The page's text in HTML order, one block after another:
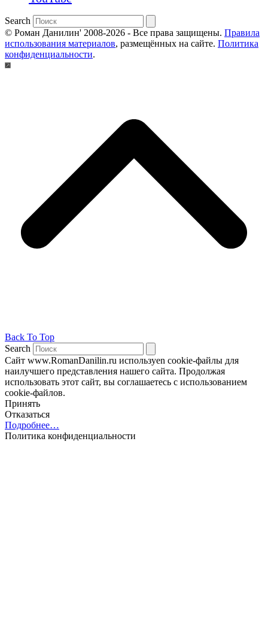
Search
© Роман Данилин' 2008-2026 - Все права защищены. Правила
использования материалов, размещённых на сайте. Политика
конфиденциальности.
Back To Top
Search
Сайт www.RomanDanilin.ru используеn cookie-файлы для
наилучшего представления нашего сайта. Продолжая
использовать этот сайт, вы соглашаетесь с использованием
cookie-файлов.
Принять
Отказаться
Подробнее…
Политика конфиденциальности